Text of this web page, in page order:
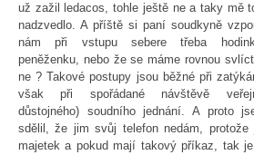
už zažil ledacos, tohle ještě ne a taky mě
nadzvedlo. A příště si paní soudkyně
nám při vstupu sebere třeba
peněženku, nebo že se máme rovnou
ne ? Takové postupy jsou běžné při
však při spořádané návštěvě
důstojného) soudního jednání. A proto
sdělil, že jim svůj telefon nedám, protože
majetek a pokud mají takový příkaz, tak